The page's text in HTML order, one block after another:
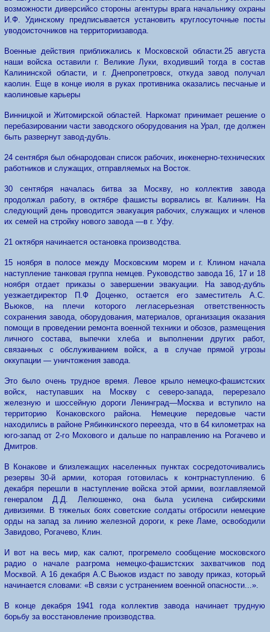
возможностидиверсийсо стороны агентуры врага начальнику охраны
И.Ф. Удинскому предписывается установить круглосуточные посты
уводоисточников на территориизавода.
Военные действия приближались к Московской области.25августа
наши войска оставили г. Великие Луки, входивший тогда в состав
Калининской области, и г. Днепропетровск, откуда завод получал
каолин. Еще в конце июля в руках противника оказались песчаные и
каолиновые карьеры
Винницкой и Житомирской областей. Наркомат принимает решение о
перебазировании части заводского оборудования на Урал, где должен
быть развернут завод-дубль.
24 сентября был обнародован список рабочих, инженерно-технических
работников и служащих, отправляемых на Восток.
30 сентября началась битва за Москву, но коллектив завода
продолжал работу, в октябре фашисты ворвались вг. Калинин. На
следующий день проводится эвакуация рабочих, служащих и членов
их семей на стройку нового завода —в г. Уфу.
21 октября начинается остановка производства.
15 ноября в полосе между Московским морем и г.
Клином начала
наступление танковая группа немцев. Руководство завода 16, 17 и 18
ноября отдает приказы озавершении эвакуации. На завод-дубль
уезжаетдиректор П.Ф Доценко, остается его заместитель А.С.
Вьюков, на плечи котороголегласерьезнаяответственность
сохранения завода, оборудования, материалов, организация оказания
помощи в проведении ремонта военной техники и обозов, размещения
личного состава, выпечкихлеба и выполнении других работ,
связанных с обслуживанием войск, а в случае прямой угрозы
оккупации — уничтожения завода.
Это было очень трудное время. Левое крыло немецко-фашистских
войск, наступавших на Москву с северо-запада, перерезало
железную и шоссейную дороги Ленинград—Москва и вступило на
территорию Конаковского района. Немецкие передовые части
находились в районе Рябинкинского переезда, что в 64 километрах на
юго-запад от 2-го Мохового и дальше по направлению на Рогачево и
Дмитров.
В Конакове и близлежащих населенных пунктах сосредоточивались
резервы 30-й армии, которая готовилась к контрнаступлению. 6
декабря перешли в наступление войска этой армии, возглавляемой
генералом Д.Д. Лелюшенко, она была усилена сибирскими
дивизиями. В тяжелых боях советские солдаты отбросили немецкие
орды на запад за линию железной дороги, к реке Ламе, освободили
Завидово, Рогачево, Клин.
И вот на весь мир, как салют, прогремело сообщение московского
радио о начале разгрома немецко-фашистских захватчиков под
Москвой. А 16 декабря А.С Вьюков издаст по заводу приказ, который
на­чинается словами: «В связи с устранением военной опасности...».
В конце декабря 1941 года коллектив завода начинает трудную
борьбу за восстановление производства.